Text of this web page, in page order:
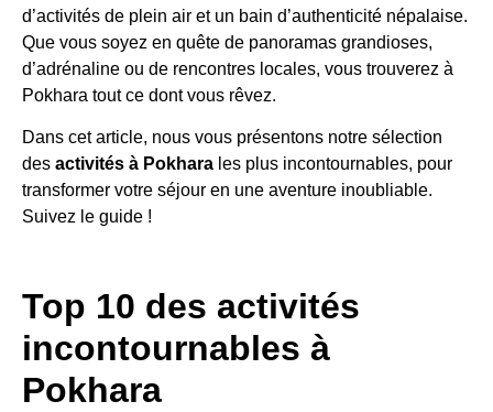
d’activités de plein air et un bain d’authenticité népalaise.
Que vous soyez en quête de panoramas grandioses,
d’adrénaline ou de rencontres locales, vous trouverez à
Pokhara tout ce dont vous rêvez.
Dans cet article, nous vous présentons notre sélection
des activités à Pokhara les plus incontournables, pour
transformer votre séjour en une aventure inoubliable.
Suivez le guide !
Top 10 des activités
incontournables à
Pokhara